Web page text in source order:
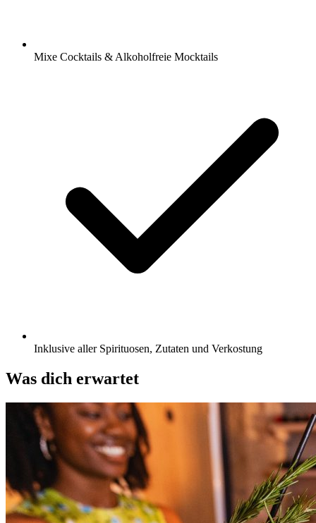
Mixe Cocktails & Alkoholfreie Mocktails
Inklusive aller Spirituosen, Zutaten und Verkostung
Was dich erwartet